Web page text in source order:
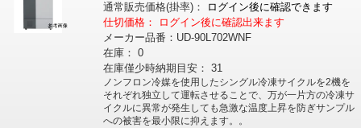
通常販売価格(掛率)：
ログイン後に確認できます
仕切価格：
ログイン後に確認出来ます
メーカー品番： UD-90L702WNF
在庫： 0
在庫僅少時納期目安： 31
ノンフロン冷媒を使用したシングル冷凍サイクルを2機を
それぞれ独立して運転させることで、万が一片方の冷凍サ
イクルに異常が発生しても急激な温度上昇を防ぎサンプル
への被害を最小限に抑えます。。